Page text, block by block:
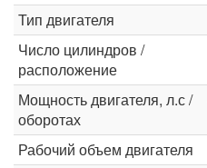
Тип двигателя
Число цилиндров /
расположение
Мощность двигателя, л.с /
оборотах
Рабочий объем двигателя